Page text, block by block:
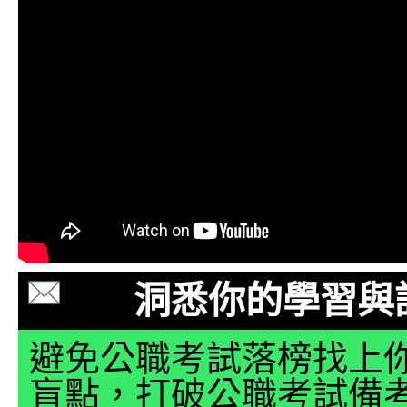
洞悉你的學習
避免公職考試落榜找上
盲點，打破公職考試備